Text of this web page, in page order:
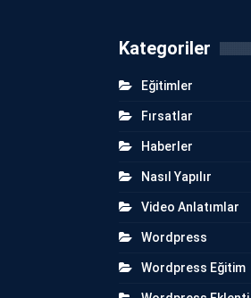
Kategoriler
Eğitimler
Fırsatlar
Haberler
Nasıl Yapılır
Video Anlatımlar
Wordpress
Wordpress Eğitim